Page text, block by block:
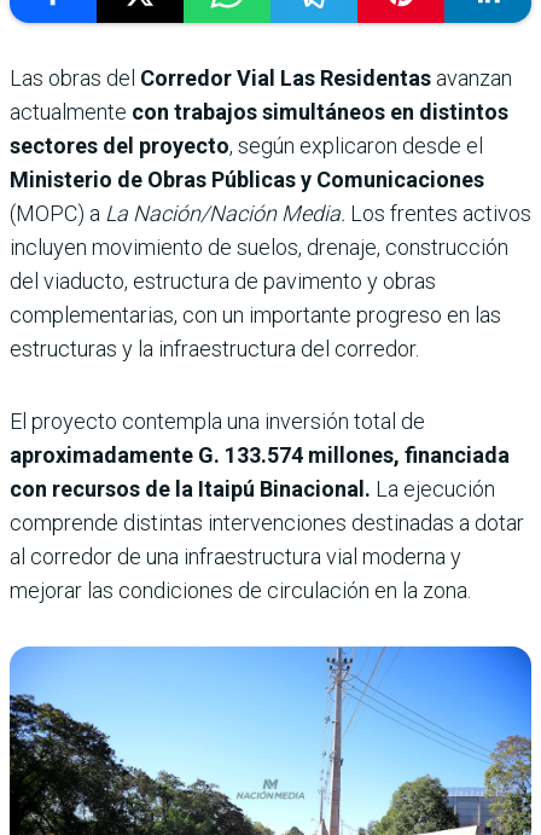
Las obras del Corredor Vial Las Residentas avanzan
actualmente con trabajos simultáneos en distintos
sectores del proyecto, según explicaron desde el
Ministerio de Obras Públicas y Comunicaciones
(MOPC) a La Nación/Nación Media. Los frentes activos
incluyen movimiento de suelos, drenaje, construcción
del viaducto, estructura de pavimento y obras
complementarias, con un importante progreso en las
estructuras y la infraestructura del corredor.
El proyecto contempla una inversión total de
aproximadamente G. 133.574 millones, financiada
con recursos de la Itaipú Binacional. La ejecución
comprende distintas intervenciones destinadas a dotar
al corredor de una infraestructura vial moderna y
mejorar las condiciones de circulación en la zona.